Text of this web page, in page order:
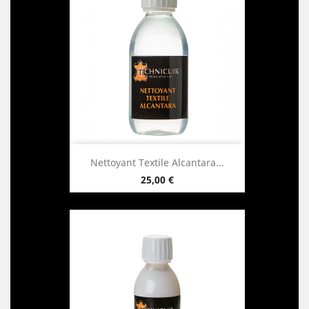
Nettoyant Textile Alcantara...
Prix
25,00 €